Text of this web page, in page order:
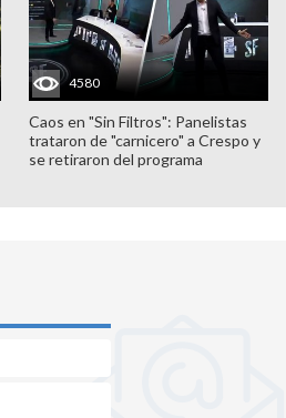
4580
Caos en "Sin Filtros": Panelistas
trataron de "carnicero" a Crespo y
se retiraron del programa